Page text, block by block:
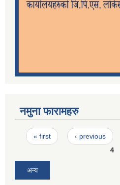
नमुना फारामहरु
Pages
« first ‹ previous
4
अन्य